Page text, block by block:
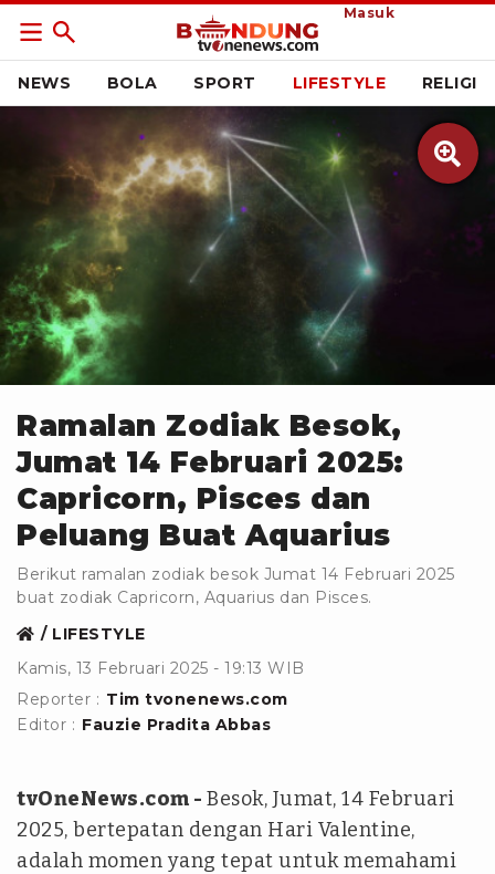
Masuk
NEWS BOLA SPORT LIFESTYLE RELIGI

Pixabay
Ramalan Zodiak Besok,
Jumat 14 Februari 2025:
Capricorn, Pisces dan
Peluang Buat Aquarius
Berikut ramalan zodiak besok Jumat 14 Februari 2025
buat zodiak Capricorn, Aquarius dan Pisces.
LIFESTYLE
Kamis, 13 Februari 2025 - 19:13 WIB
Reporter : Tim tvonenews.com
Editor : Fauzie Pradita Abbas
tvOneNews.com - Besok, Jumat, 14 Februari
2025, bertepatan dengan Hari Valentine,
adalah momen yang tepat untuk memahami